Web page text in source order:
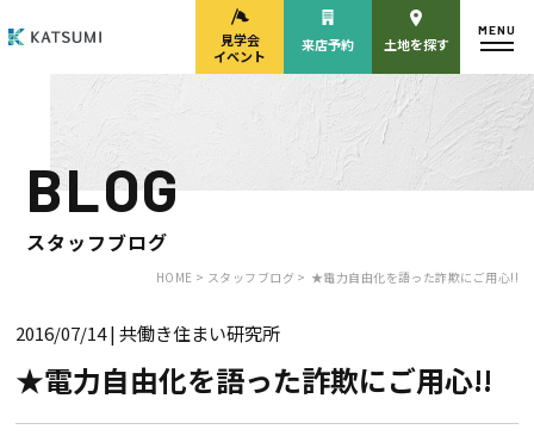
モデルハウス
来場予約
見学会・
来店予約
HOME
見学会
イベント
来店予約 土地を探す
MENU
BLOG
スタッフブログ
HOME > スタッフブログ > ★電力自由化を語った詐欺にご用心!!
2016/07/14| 共働き住まい研究所
★電力自由化を語った詐欺にご用心!!